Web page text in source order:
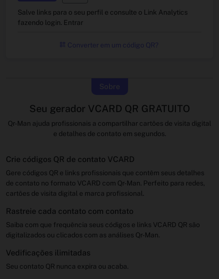
Salve links para o seu perfil e consulte o Link Analytics
fazendo login. Entrar
Converter em um código QR?
Sobre
Seu gerador VCARD QR GRATUITO
Qr-Man ajuda profissionais a compartilhar cartões de visita digital
e detalhes de contato em segundos.
Crie códigos QR de contato VCARD
Gere códigos QR e links profissionais que contêm seus detalhes
de contato no formato VCARD com Qr-Man. Perfeito para redes,
cartões de visita digital e marca profissional.
Rastreie cada contato com contato
Saiba com que frequência seus códigos e links VCARD QR são
digitalizados ou clicados com as análises Qr-Man.
Vedificações ilimitadas
Seu contato QR nunca expira ou acaba.